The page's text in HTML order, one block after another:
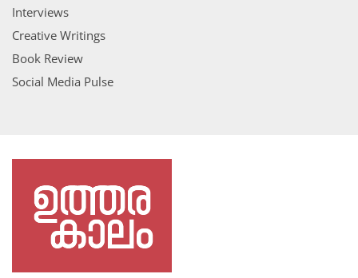
Interviews
Creative Writings
Book Review
Social Media Pulse